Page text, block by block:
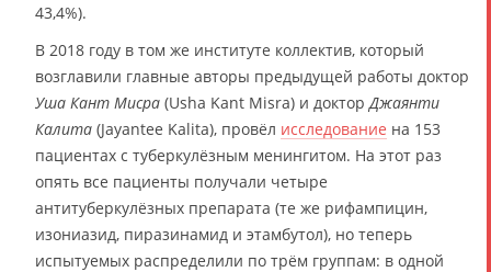
43,4%).
В 2018 году в том же институте коллектив, который
возглавили главные авторы предыдущей работы доктор
Уша Кант Мисра (Usha Kant Misra) и доктор Джаянти
Калита (Jayantee Kalita), провёл исследование на 153
пациентах с туберкулёзным менингитом. На этот раз
опять все пациенты получали четыре
антитуберкулёзных препарата (те же рифампицин,
изониазид, пиразинамид и этамбутол), но теперь
испытуемых распределили по трём группам: в одной